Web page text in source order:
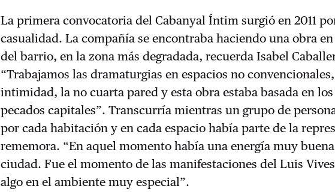
La primera convocatoria del Cabanyal Íntim surgió en 2011
casualidad. La compañía se encontraba haciendo una obra en
del barrio, en la zona más degradada, recuerda Isabel
“Trabajamos las dramaturgias en espacios no
intimidad, la no cuarta pared y esta obra estaba basada en
pecados capitales”. Transcurría mientras un grupo de
por cada habitación y en cada espacio había parte de la
rememora. “En aquel momento había una energía muy
ciudad. Fue el momento de las manifestaciones del Luis
algo en el ambiente muy especial”.